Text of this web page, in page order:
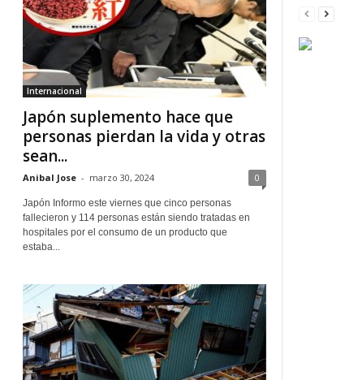
Internacional
Japón suplemento hace que
personas pierdan la vida y otras
sean...
Anibal Jose - marzo 30, 2024 0
Japón Informo este viernes que cinco personas
fallecieron y 114 personas están siendo tratadas en
hospitales por el consumo de un producto que
estaba...